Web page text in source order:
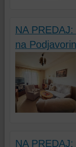
NA
na
NA
účet
alebo
bez
prihlásenia,
používať
skripty
a/alebo
zdroje
tretích